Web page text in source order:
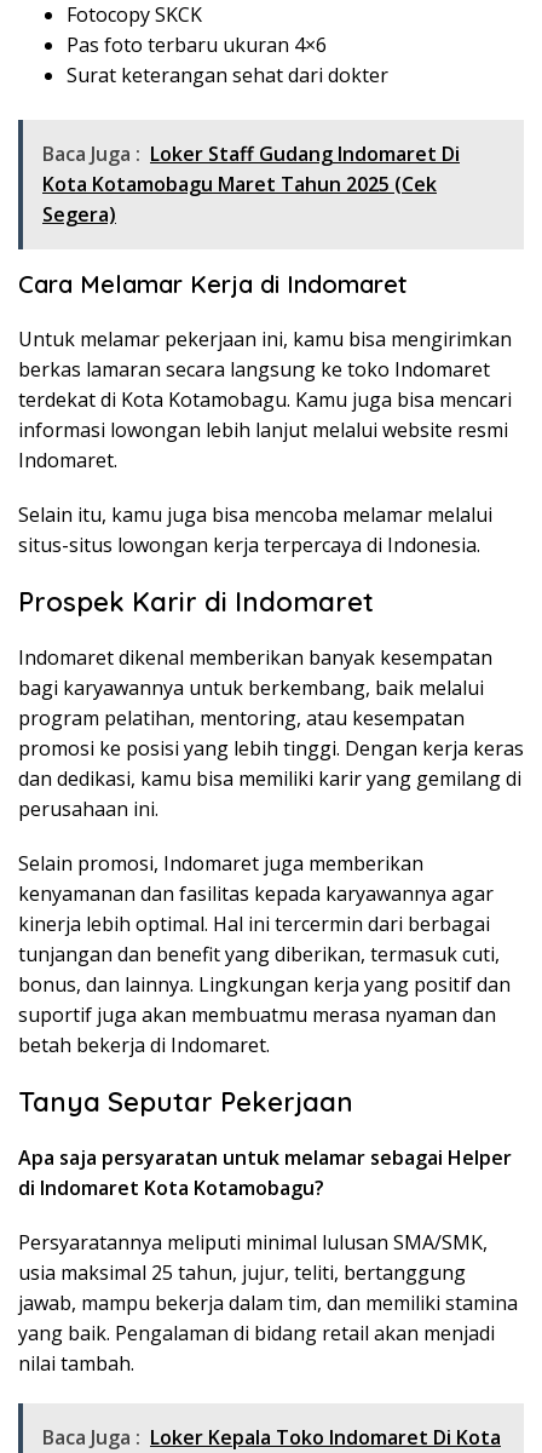
Fotocopy SKCK
Pas foto terbaru ukuran 4×6
Surat keterangan sehat dari dokter
Baca Juga : Loker Staff Gudang Indomaret Di
Kota Kotamobagu Maret Tahun 2025 (Cek
Segera)
Cara Melamar Kerja di Indomaret
Untuk melamar pekerjaan ini, kamu bisa mengirimkan
berkas lamaran secara langsung ke toko Indomaret
terdekat di Kota Kotamobagu. Kamu juga bisa mencari
informasi lowongan lebih lanjut melalui website resmi
Indomaret.
Selain itu, kamu juga bisa mencoba melamar melalui
situs-situs lowongan kerja terpercaya di Indonesia.
Prospek Karir di Indomaret
Indomaret dikenal memberikan banyak kesempatan
bagi karyawannya untuk berkembang, baik melalui
program pelatihan, mentoring, atau kesempatan
promosi ke posisi yang lebih tinggi. Dengan kerja keras
dan dedikasi, kamu bisa memiliki karir yang gemilang di
perusahaan ini.
Selain promosi, Indomaret juga memberikan
kenyamanan dan fasilitas kepada karyawannya agar
kinerja lebih optimal. Hal ini tercermin dari berbagai
tunjangan dan benefit yang diberikan, termasuk cuti,
bonus, dan lainnya. Lingkungan kerja yang positif dan
suportif juga akan membuatmu merasa nyaman dan
betah bekerja di Indomaret.
Tanya Seputar Pekerjaan
Apa saja persyaratan untuk melamar sebagai Helper
di Indomaret Kota Kotamobagu?
Persyaratannya meliputi minimal lulusan SMA/SMK,
usia maksimal 25 tahun, jujur, teliti, bertanggung
jawab, mampu bekerja dalam tim, dan memiliki stamina
yang baik. Pengalaman di bidang retail akan menjadi
nilai tambah.
Baca Juga : Loker Kepala Toko Indomaret Di Kota